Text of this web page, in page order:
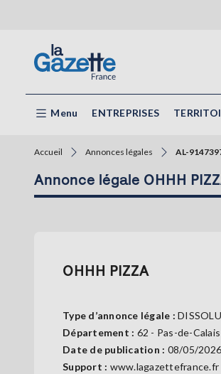
Menu ENTREPRISES
Accueil Annonces légales AL-
Annonce légale OHHH
OHHH PIZZA
Type d’annonce légale :
Département : 62 - Pas-de-Calais
Date de publication : 08/05/2026
Support : www.lagazettefrance.fr